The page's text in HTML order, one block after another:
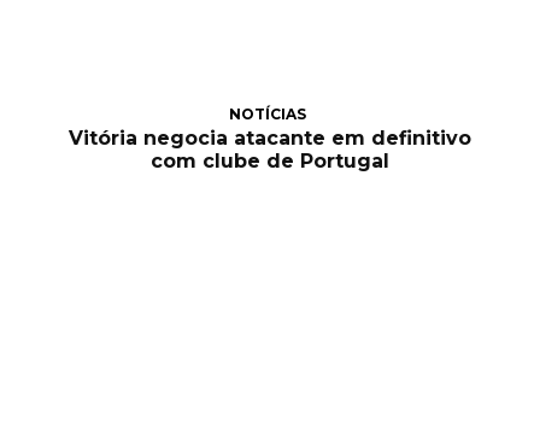
NOTÍCIAS
Vitória negocia atacante em definitivo
com clube de Portugal